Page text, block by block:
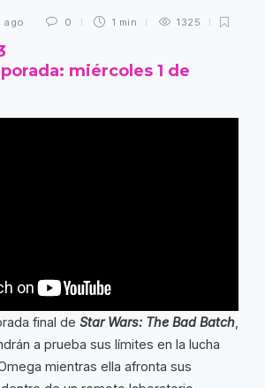
ago 0 1 min 1325
miércoles 1 de
final de Star Wars: The Bad Batch,
a prueba sus límites en la lucha
mientras ella afronta sus